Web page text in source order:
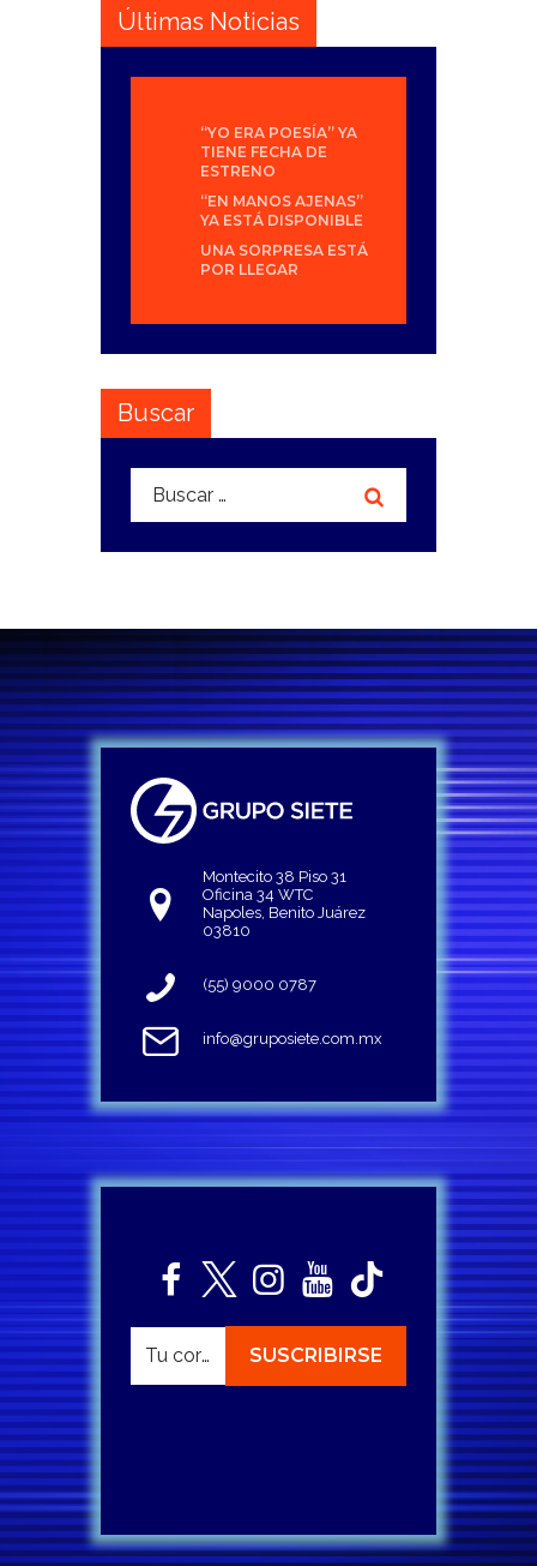
Últimas Noticias
“YO ERA POESÍA” YA
TIENE FECHA DE
ESTRENO
“EN MANOS AJENAS”
YA ESTÁ DISPONIBLE
UNA SORPRESA ESTÁ
POR LLEGAR
Buscar
Buscar:
Montecito 38 Piso 31
Oficina 34 WTC
Napoles, Benito Juárez
03810
(55) 9000 0787
info@gruposiete.com.mx